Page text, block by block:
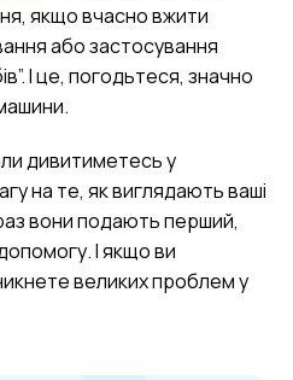
якщо вчасно вжити
або застосування
І це, погодьтеся, значно
дивитиметесь у
на те, як виглядають ваші
вони подають перший,
І якщо ви
великих проблем у